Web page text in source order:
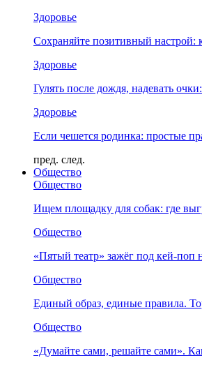
Здоровье
Сохраняйте позитивный настрой:
Здоровье
Гулять после дождя, надевать
Здоровье
Если чешется родинка: простые
пред. след.
Общество
Общество
Ищем площадку для собак: где
Общество
«Пятый театр» зажёг под кей-поп
Общество
Единый образ, единые правила.
Общество
«Думайте сами, решайте сами».